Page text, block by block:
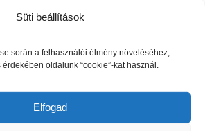
Süti beállítások
során a felhasználói élmény növeléséhez,
oldalunk “cookie”-kat használ.
Elfogad
és a gyerekszobában csak az
legyen. Itt a rolók vagy a pliszék
kombinációja is használható.
és a telepítési,